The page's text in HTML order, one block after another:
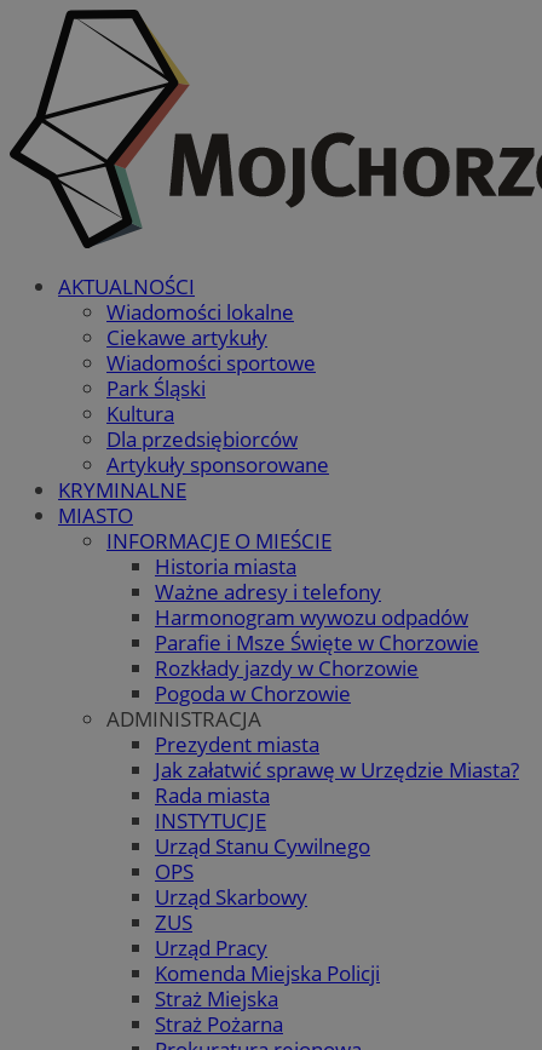
AKTUALNOŚCI
Wiadomości lokalne
Ciekawe artykuły
Wiadomości sportowe
Park Śląski
Kultura
Dla przedsiębiorców
Artykuły sponsorowane
KRYMINALNE
MIASTO
INFORMACJE O MIEŚCIE
Historia miasta
Ważne adresy i telefony
Harmonogram wywozu odpadów
Parafie i Msze Święte w Chorzowie
Rozkłady jazdy w Chorzowie
Pogoda w Chorzowie
ADMINISTRACJA
Prezydent miasta
Jak załatwić sprawę w Urzędzie Miasta?
Rada miasta
INSTYTUCJE
Urząd Stanu Cywilnego
OPS
Urząd Skarbowy
ZUS
Urząd Pracy
Komenda Miejska Policji
Straż Miejska
Straż Pożarna